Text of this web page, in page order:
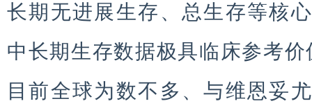
长期无进展生存、总生存等核
中长期生存数据极具临床参考
目前全球为数不多、与维恩妥